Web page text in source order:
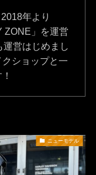
年より
ZONE」を運営
運営はじめまし
ショップと一
ニューモデル